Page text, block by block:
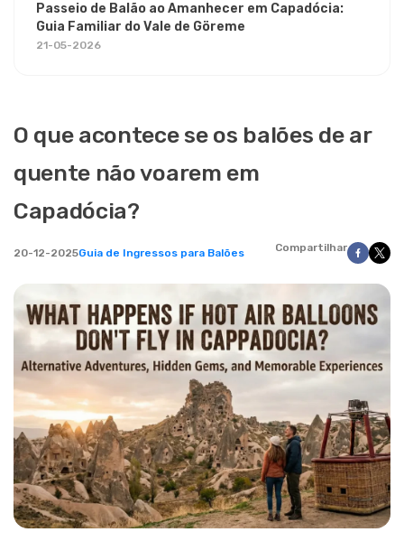
O que acontece se os balões de ar
quente não voarem em
Capadócia?
20-12-2025Guia de Ingressos para Balões Compartilhar
Passeio de Balão ao Amanhecer em Capadócia:
Guia Familiar do Vale de Göreme
21-05-2026